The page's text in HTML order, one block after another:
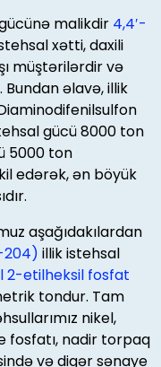
malikdir 4,4′-
xətti, daxili
müştərilərdir və
Bundan əlavə, illik
gücü 8000 ton
5000 ton
edərək, ən böyük
aşağıdakılardan
204) illik istehsal
2-etilheksil fosfat
tondur. Tam
nikel,
fosfatı, nadir torpaq
və digər sənaye